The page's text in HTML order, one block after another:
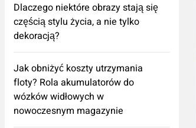
Dlaczego niektóre obrazy stają się
częścią stylu życia, a nie tylko
dekoracją?
Jak obniżyć koszty utrzymania
floty? Rola akumulatorów do
wózków widłowych w
nowoczesnym magazynie